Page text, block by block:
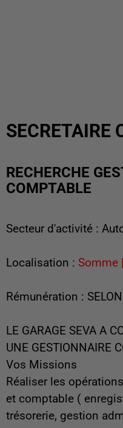
SECRETAIRE
RECHERCHE
COMPTABLE
Secteur d'activité :
Localisation : Somme
Rémunération :
LE GARAGE SEVA A
UNE GESTIONNAIRE
Vos Missions
Réaliser les
et comptable (
trésorerie, gestion